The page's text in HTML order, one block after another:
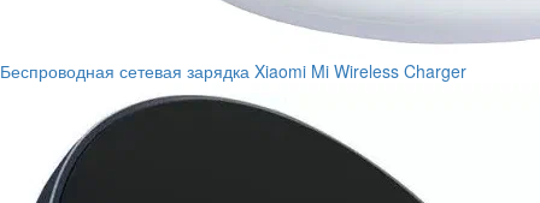
Беспроводная сетевая зарядка Xiaomi Mi Wireless Charger